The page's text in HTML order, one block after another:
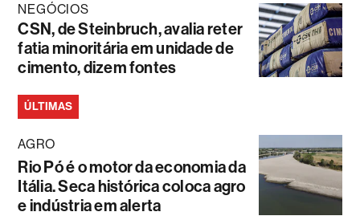
NEGÓCIOS
CSN, de Steinbruch, avalia reter
fatia minoritária em unidade de
cimento, dizem fontes
ÚLTIMAS
AGRO
Rio Pó é o motor da economia da
Itália. Seca histórica coloca agro
e indústria em alerta